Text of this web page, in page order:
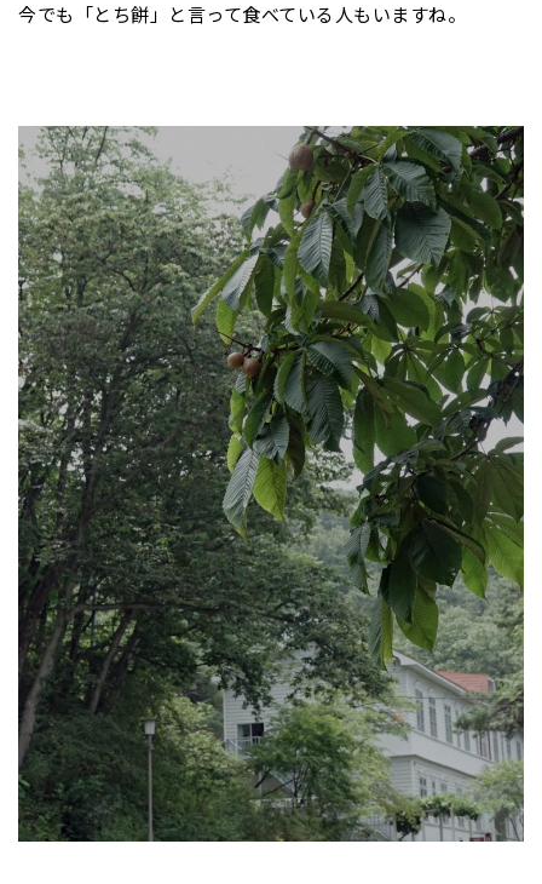
今でも「とち餅」と言って食べている人もいますね。